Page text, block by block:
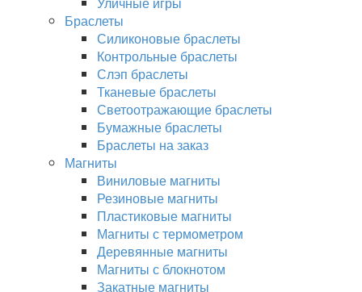
Браслеты
Силиконовые браслеты
Контрольные браслеты
Слэп браслеты
Тканевые браслеты
Светоотражающие браслеты
Бумажные браслеты
Браслеты на заказ
Магниты
Виниловые магниты
Резиновые магниты
Пластиковые магниты
Магниты с термометром
Деревянные магниты
Магниты с блокнотом
Закатные магниты